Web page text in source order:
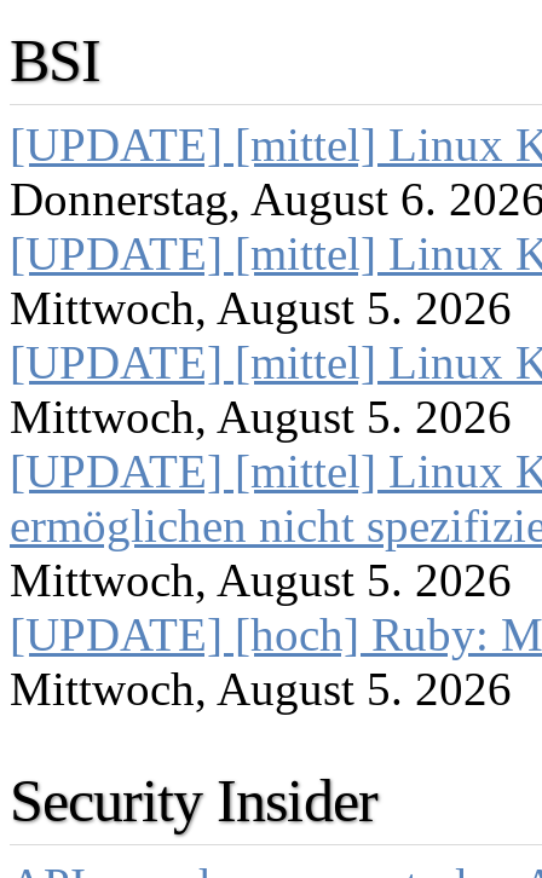
BSI
[UPDATE] [mittel] Linux
Donnerstag, August 6.
[UPDATE] [mittel] Linux
Mittwoch, August 5. 2026
[UPDATE] [mittel] Linux
Mittwoch, August 5. 2026
[UPDATE] [mittel] Linux
ermöglichen nicht
Mittwoch, August 5. 2026
[UPDATE] [hoch] Ruby:
Mittwoch, August 5. 2026
Security Insider